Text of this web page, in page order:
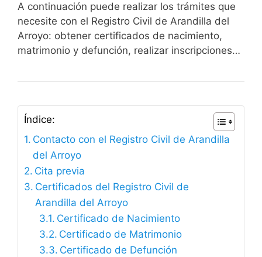
A continuación puede realizar los trámites que
necesite con el Registro Civil de Arandilla del
Arroyo: obtener certificados de nacimiento,
matrimonio y defunción, realizar inscripciones…
Índice:
Contacto con el Registro Civil de Arandilla
del Arroyo
Cita previa
Certificados del Registro Civil de
Arandilla del Arroyo
Certificado de Nacimiento
Certificado de Matrimonio
Certificado de Defunción